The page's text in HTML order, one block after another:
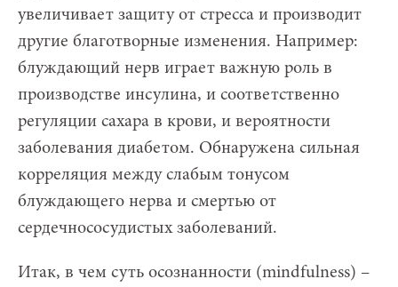
увеличивает защиту от стресса и производит
другие благотворные изменения. Например:
блуждающий нерв играет важную роль в
производстве инсулина, и соответственно
регуляции сахара в крови, и вероятности
заболевания диабетом. Обнаружена сильная
корреляция между слабым тонусом
блуждающего нерва и смертью от
сердечнососудистых заболеваний.
Итак, в чем суть осознанности (mindfulness) –